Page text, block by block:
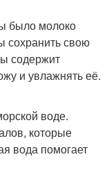
было молоко
сохранить свою
содержит
и увлажнять её.
воде.
которые
вода помогает